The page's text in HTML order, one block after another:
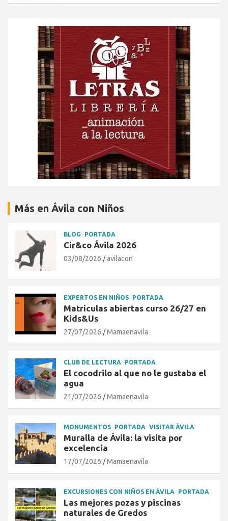
Más en Ávila con Niños
BLOG PORTADA
Cir&co Ávila 2026
03/08/2026 avilacon
EXPERTOS EN NIÑOS PORTADA
Matrículas abiertas curso 26/27 en
Kids&Us
27/07/2026 Mamaenavila
CLUB DE LECTURA PORTADA
El cocodrilo al que no le gustaba el
agua
21/07/2026 Mamaenavila
MONUMENTOS PORTADA VISITAR ÁVILA
Muralla de Ávila: la visita por
excelencia
17/07/2026 Mamaenavila
EXCURSIONES CON NIÑOS EN ÁVILA PORTADA
Las mejores pozas y piscinas
naturales de Gredos